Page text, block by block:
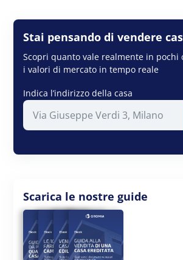
Stai pensando di vendere
Scopri quanto vale realmente in pochi
i valori di mercato in tempo reale
Indica l’indirizzo della casa
Scarica le nostre guide